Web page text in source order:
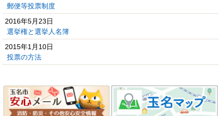
郵便等投票制度
2016年5月23日
選挙権と選挙人名簿
2015年1月10日
投票の方法